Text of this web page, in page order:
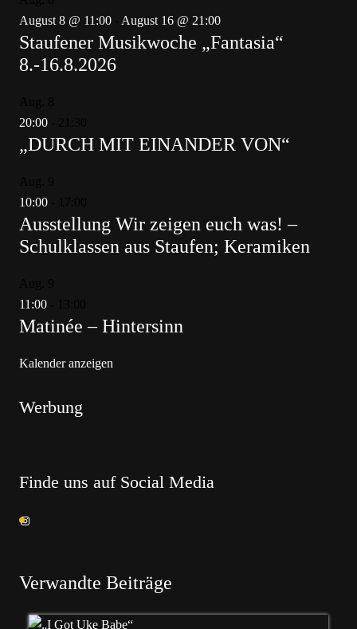
August 8 @ 11:00
August 16 @ 21:00
Staufener Musikwoche „Fantasia“
8.-16.8.2026
20:00
„DURCH MIT EINANDER VON“
10:00
Ausstellung Wir zeigen euch was! –
Schulklassen aus Staufen; Keramiken
11:00
Matinée – Hintersinn
Kalender anzeigen
Werbung
Finde uns auf Social Media
Verwandte Beiträge